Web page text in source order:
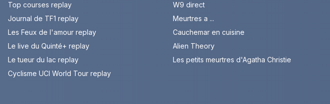
Top courses replay
Journal de TF1 replay
Les Feux de l'amour replay
Le live du Quinté+ replay
Le tueur du lac replay
Cyclisme UCI World Tour replay
W9 direct
Meurtres a ...
Cauchemar en cuisine
Alien Theory
Les petits meurtres d'Agatha Christie